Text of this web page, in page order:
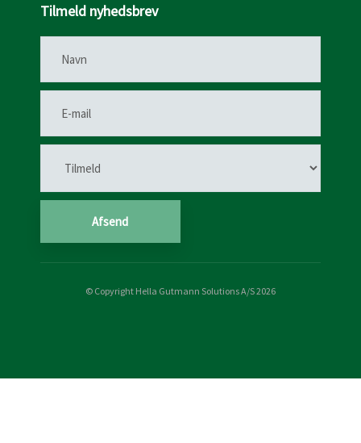
Tilmeld nyhedsbrev
© Copyright Hella Gutmann Solutions A/S 2026